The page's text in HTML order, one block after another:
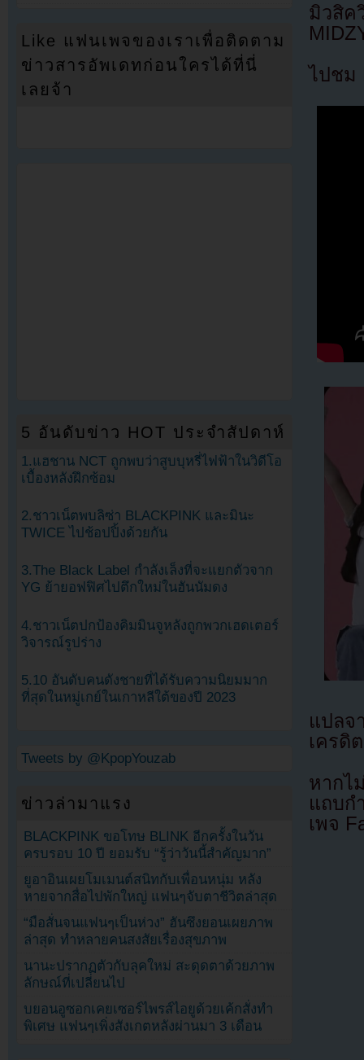
มิวสิ
ไปชม
แปล
เครดิ
หากไ
แถบก
เพจ
Like แฟนเพจของเราเพื่อติดตาม
ข่าวสารอัพเดทก่อนใครได้ที่นี่
เลยจ้า
5 อันดับข่าว HOT ประจำสัปดาห์
1.แฮชาน NCT ถูกพบว่าสูบบุหรี่ไฟฟ้าในวิดีโอ
เบื้องหลังฝึกซ้อม
2.ชาวเน็ตพบลิซ่า BLACKPINK และมินะ
TWICE ไปช้อปปิ้งด้วยกัน
3.The Black Label กำลังเล็งที่จะแยกตัวจาก
YG ย้ายอฟฟิศไปตึกใหม่ในฮันนัมดง
4.ชาวเน็ตปกป้องคิมมินจูหลังถูกพวกเฮดเตอร์
วิจารณ์รูปร่าง
5.10 อันดับคนดังชายที่ได้รับความนิยมมาก
ที่สุดในหมู่เกย์ในเกาหลีใต้ของปี 2023
Tweets by @KpopYouzab
ข่าวล่ามาแรง
BLACKPINK ขอโทษ BLINK อีกครั้งในวัน
ครบรอบ 10 ปี ยอมรับ “รู้ว่าวันนี้สำคัญมาก”
ยูอาอินเผยโมเมนต์สนิทกับเพื่อนหนุ่ม หลัง
หายจากสื่อไปพักใหญ่ แฟนๆจับตาชีวิตล่าสุด
“มือสั่นจนแฟนๆเป็นห่วง” ฮันซึงยอนเผยภาพ
ล่าสุด ทำหลายคนสงสัยเรื่องสุขภาพ
นานะปรากฏตัวกับลุคใหม่ สะดุดตาด้วยภาพ
ลักษณ์ที่เปลี่ยนไป
บยอนอูซอกเคยเซอร์ไพรส์ไอยูด้วยเค้กสั่งทำ
พิเศษ แฟนๆเพิ่งสังเกตหลังผ่านมา 3 เดือน